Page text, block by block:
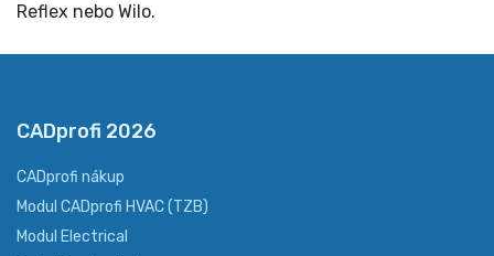
Reflex nebo Wilo.
CADprofi 2026
CADprofi nákup
Modul CADprofi HVAC (TZB)
Modul Electrical